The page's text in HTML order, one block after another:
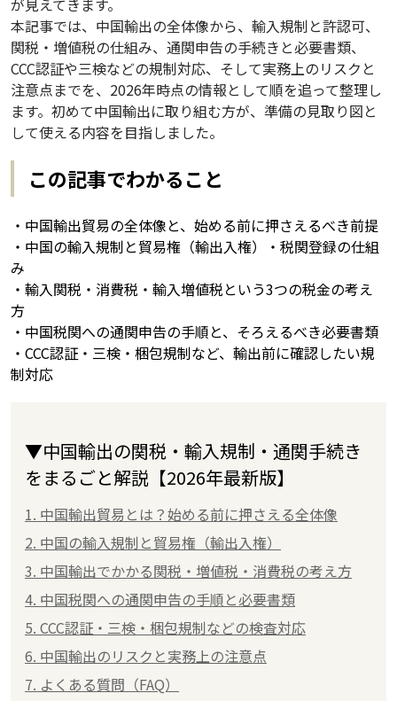
が見えてきます。
本記事では、中国輸出の全体像から、輸入規制と許認可、
関税・増値税の仕組み、通関申告の手続きと必要書類、
CCC認証や三検などの規制対応、そして実務上のリスクと
注意点までを、2026年時点の情報として順を追って整理し
ます。初めて中国輸出に取り組む方が、準備の見取り図と
して使える内容を目指しました。
この記事でわかること
・中国輸出貿易の全体像と、始める前に押さえるべき前提
・中国の輸入規制と貿易権（輸出入権）・税関登録の仕組
み
・輸入関税・消費税・輸入増値税という3つの税金の考え
方
・中国税関への通関申告の手順と、そろえるべき必要書類
・CCC認証・三検・梱包規制など、輸出前に確認したい規
制対応
▼中国輸出の関税・輸入規制・通関手続き
をまるごと解説【2026年最新版】
1. 中国輸出貿易とは？始める前に押さえる全体像
2. 中国の輸入規制と貿易権（輸出入権）
3. 中国輸出でかかる関税・増値税・消費税の考え方
4. 中国税関への通関申告の手順と必要書類
5. CCC認証・三検・梱包規制などの検査対応
6. 中国輸出のリスクと実務上の注意点
7. よくある質問（FAQ）